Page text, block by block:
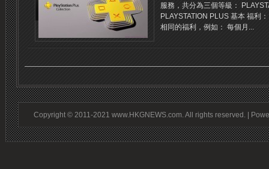
服務，共分為三個等級：
PLAYSTATION PLUS 基本 福利
相同的福利，例如： 每個月...
Copyright © 2011-2021 www.HKGNEWS.com. All rights reserved. |